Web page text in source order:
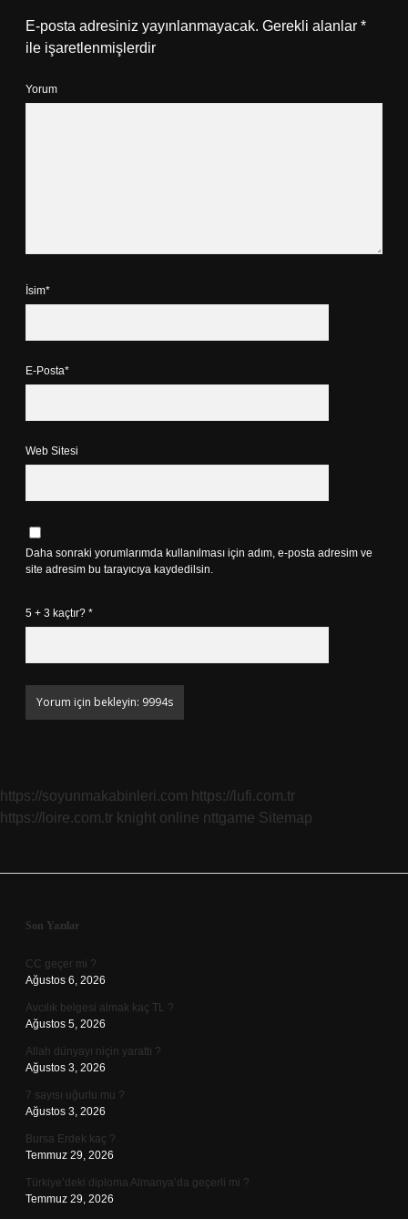
E-posta adresiniz yayınlanmayacak. Gerekli alanlar *
ile işaretlenmişlerdir
Yorum
İsim*
E-Posta*
Web Sitesi
Daha sonraki yorumlarımda kullanılması için adım, e-posta adresim ve
site adresim bu tarayıcıya kaydedilsin.
5 + 3 kaçtır? *
https://soyunmakabinleri.com https://lufi.com.tr
https://loire.com.tr knight online nttgame Sitemap
Sidebar
Son Yazılar
CC geçer mi ?
Ağustos 6, 2026
Avcılık belgesi almak kaç TL ?
Ağustos 5, 2026
Allah dünyayı niçin yarattı ?
Ağustos 3, 2026
7 sayısı uğurlu mu ?
Ağustos 3, 2026
Bursa Erdek kaç ?
Temmuz 29, 2026
Türkiye’deki diploma Almanya’da geçerli mi ?
Temmuz 29, 2026